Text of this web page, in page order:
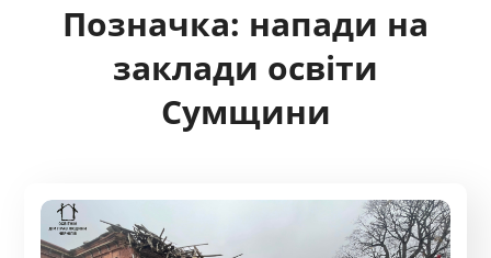
Позначка: напади на
заклади освіти
Сумщини